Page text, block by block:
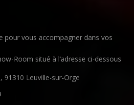
pour vous accompagner dans vos
Room situé à l’adresse ci-dessous
91310 Leuville-sur-Orge